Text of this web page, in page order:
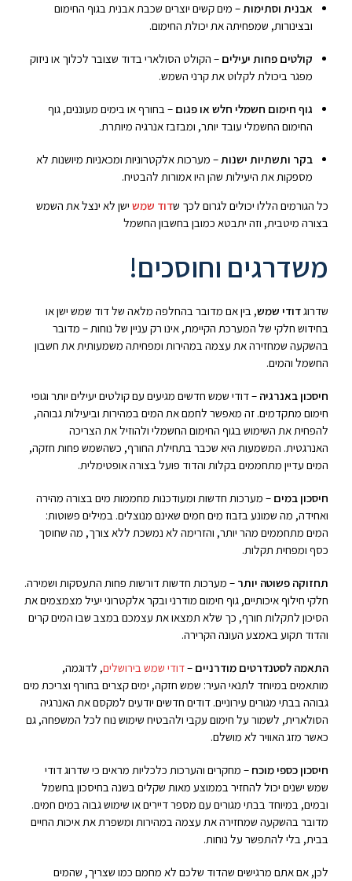
אבנית וסתימות– מים קשים יוצרים שכבת אבנית בגוף החימום
ובצינורות, שמפחיתה את יכולת החימום.
קולטים פחות יעילים – הקולט הסולארי בדוד שצובר לכלוך או ניזוק
מפגר ביכולת לקלוט את קרני השמש.
גוף חימום חשמלי חלש או פגום – בחורף או בימים מעוננים, גוף
החימום החשמלי עובד יותר, ומבזבז אנרגיה מיותרת.
בקר ותשתיות ישנות– מערכות אלקטרוניות ומכאניות מיושנות לא
מספקות את היעילות שהן היו אמורות להבטיח.
כל הגורמים הללו יכולים לגרום לכך שדוד שמש ישן לא ינצל את השמש
בצורה מיטבית, וזה יתבטא כמובן בחשבון החשמל
משדרגים וחוסכים!
שדרוגדודי שמש, בין אם מדובר בהחלפה מלאה של דוד שמש ישן או
בחידוש חלקי של המערכת הקיימת, אינו רק עניין של נוחות – מדובר
בהשקעה שמחזירה את עצמה במהירות ומפחיתה משמעותית את חשבון
החשמל והמים.
חיסכון באנרגיה – דודי שמש חדשים מגיעים עם קולטים יעילים יותר וגופי
חימום מתקדמים. זה מאפשר לחמם את המים במהירות וביעילות גבוהה,
להפחית את השימוש בגוף החימום החשמלי ולהוזיל את הצריכה
האנרגטית. המשמעות היא שכבר בתחילת החורף, כשהשמש פחות חזקה,
המים עדיין מתחממים בקלות והדוד פועל בצורה אופטימלית.
חיסכון במים – מערכות חדשות ומעודכנות מחממות מים בצורה מהירה
ואחידה, מה שמונע בזבוז מים חמים שאינם מנוצלים. במילים פשוטות:
המים מתחממים מהר יותר, והזרימה לא נמשכת ללא צורך, מה שחוסך
כסף ומפחית תקלות.
תחזוקה פשוטה יותר – מערכות חדשות דורשות פחות התעסקות ושמירה.
חלקי חילוף איכותיים, גוף חימום מודרני ובקר אלקטרוני יעיל מצמצמים את
הסיכון לתקלות חורף, כך שלא תמצאו את עצמכם במצב שבו המים קרים
והדוד תקוע באמצע העונה הקרירה.
התאמה לסטנדרטים מודרניים –דודי שמש בירושלים, לדוגמה,
מותאמים במיוחד לתנאי העיר: שמש חזקה, ימים קצרים בחורף וצריכת מים
גבוהה בבתי מגורים עירוניים. דודים חדשים יודעים למקסם את האנרגיה
הסולארית, לשמור על חימום עקבי ולהבטיח שימוש נוח לכל המשפחה, גם
כאשר מזג האוויר לא מושלם.
חיסכון כספי מוכח – מחקרים והערכות כלכליות מראים כי שדרוג דודי
שמש ישנים יכול להחזיר בממוצע מאות שקלים בשנה בחיסכון בחשמל
ובמים, במיוחד בבתי מגורים עם מספר דיירים או שימוש גבוה במים חמים.
מדובר בהשקעה שמחזירה את עצמה במהירות ומשפרת את איכות החיים
בבית, בלי להתפשר על נוחות.
לכן, אם אתם מרגישים שהדוד שלכם לא מחמם כמו שצריך, שהמים